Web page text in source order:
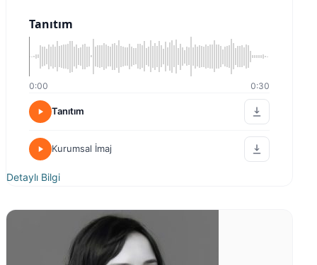
Tanıtım
0:00 0:30
Tanıtım
Kurumsal İmaj
Detaylı Bilgi